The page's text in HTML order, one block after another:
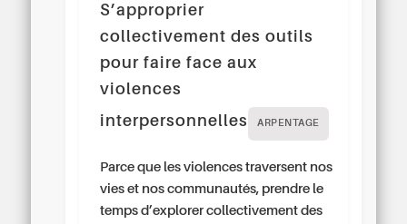
S’approprier
collectivement des outils
pour faire face aux
violences
interpersonnelles
ARPENTAGE
Parce que les violences traversent nos
vies et nos communautés, prendre le
temps d’explorer collectivement des